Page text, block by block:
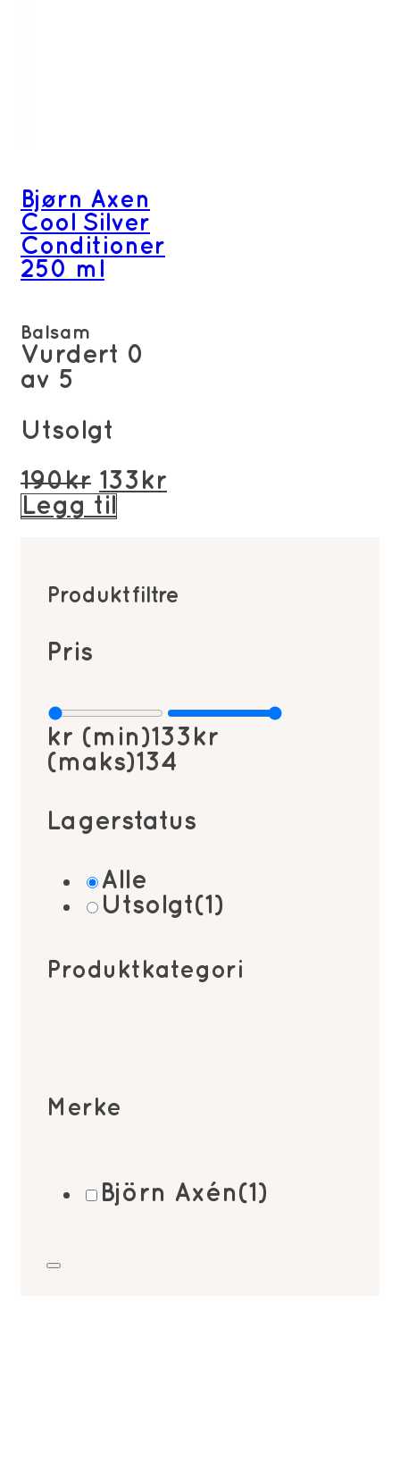
Bjørn Axen
Cool Silver
Conditioner
250 ml
Balsam
Vurdert 0
av 5
Utsolgt
190kr Opprinnelig
pris
133 kr
Legg til
Produktfiltre
Pris
kr (min)133 kr
(maks)134
Lagerstatus
Alle
Utsolgt(1)
Produktkategori
Merke
Björn Axén(1)